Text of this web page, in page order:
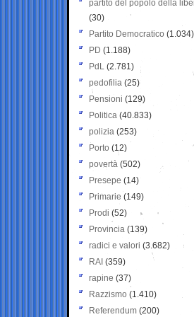
partito del popolo della
(30)
Partito Democratico (1.034)
PD (1.188)
PdL (2.781)
pedofilia (25)
Pensioni (129)
Politica (40.833)
polizia (253)
Porto (12)
povertà (502)
Presepe (14)
Primarie (149)
Prodi (52)
Provincia (139)
radici e valori (3.682)
RAI (359)
rapine (37)
Razzismo (1.410)
Referendum (200)